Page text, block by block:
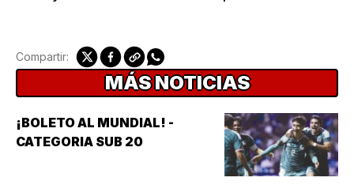
Compartir:
MÁS NOTICIAS
¡BOLETO AL MUNDIAL! -
CATEGORIA SUB 20